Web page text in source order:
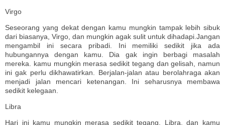
Virgo
Seseorang yang dekat dengan kamu mungkin tampak lebih sibuk
dari biasanya, Virgo, dan mungkin agak sulit untuk dihadapi.Jangan
mengambil ini secara pribadi. Ini memiliki sedikit jika ada
hubungannya dengan kamu. Dia gak ingin berbagi masalah
mereka. kamu mungkin merasa sedikit tegang dan gelisah, namun
ini gak perlu dikhawatirkan. Berjalan-jalan atau berolahraga akan
menjadi jalan mencari ketenangan. Ini seharusnya membawa
sedikit kelegaan.
Libra
Hari ini kamu mungkin merasa sedikit tegang, Libra, dan kamu